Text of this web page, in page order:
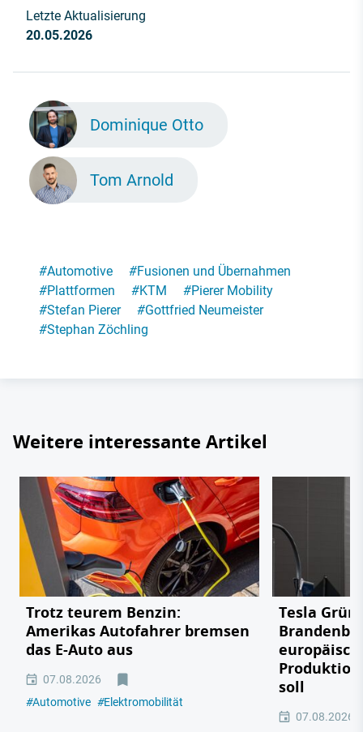
Letzte Aktualisierung
20.05.2026
Dominique Otto
Tom Arnold
#Automotive #Fusionen und Übernahmen
#Plattformen #KTM #Pierer Mobility
#Stefan Pierer #Gottfried Neumeister
#Stephan Zöchling
Weitere interessante Artikel
Trotz teurem Benzin:
Amerikas Autofahrer bremsen
das E-Auto aus
07.08.2026
#Automotive #Elektromobilität
Tesla
soll
07.08.2026